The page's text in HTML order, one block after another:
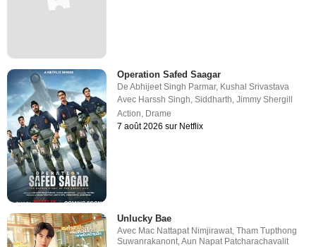
Operation Safed Saagar
DeAbhijeet Singh Parmar, Kushal Srivastava
Avec Harssh Singh,Siddharth,Jimmy Shergill
Action, Drame
7 août 2026 sur Netflix
Unlucky Bae
Avec Mac Nattapat Nimjirawat ,Tham Tupthong
Suwanrakanont ,Aun Napat Patcharachavalit